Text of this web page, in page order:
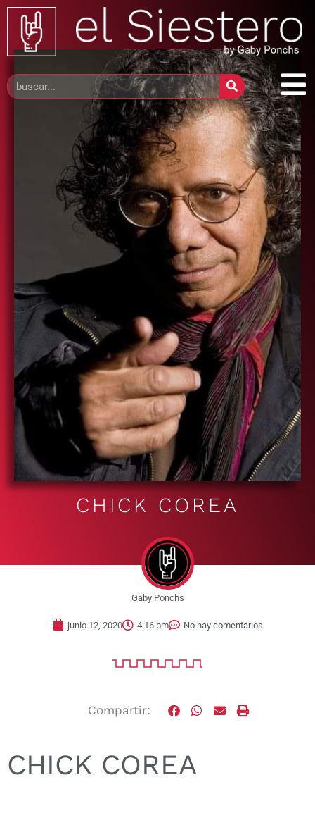
CHICK COREA
Gaby Ponchs
junio 12, 2020 4:16 pm No hay comentarios
Compartir:
CHICK COREA